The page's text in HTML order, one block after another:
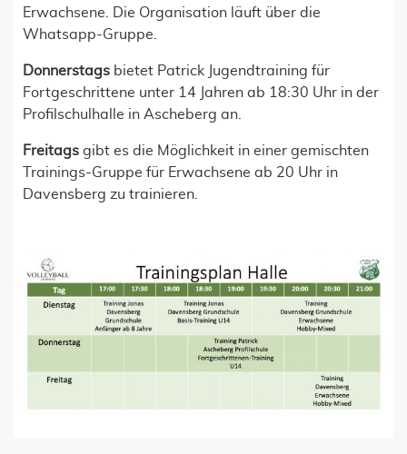
Erwachsene. Die Organisation läuft über die
Whatsapp-Gruppe.
Donnerstags bietet Patrick Jugendtraining für
Fortgeschrittene unter 14 Jahren ab 18:30 Uhr in der
Profilschulhalle in Ascheberg an.
Freitags gibt es die Möglichkeit in einer gemischten
Trainings-Gruppe für Erwachsene ab 20 Uhr in
Davensberg zu trainieren.